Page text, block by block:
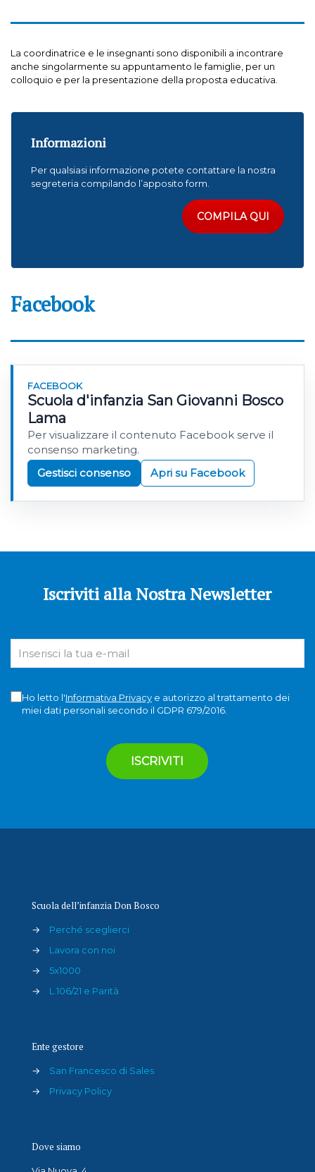
La coordinatrice e le insegnanti sono disponibili a incontrare
anche singolarmente su appuntamento le famiglie, per un
colloquio e per la presentazione della proposta educativa.
Informazioni
Per qualsiasi informazione potete contattare la nostra
segreteria compilando l’apposito form.
COMPILA QUI
Facebook
FACEBOOK
Scuola d'infanzia San Giovanni Bosco
Lama
Per visualizzare il contenuto Facebook serve il
consenso marketing.
Gestisci consenso
Apri su Facebook
Iscriviti alla Nostra Newsletter
Ho letto l'Informativa Privacye autorizzo al trattamento dei
miei dati personali secondo il GDPR 679/2016.
Scuola dell’infanzia Don Bosco
→
Perché sceglierci
→
Lavora con noi
→
5x1000
→
L.106/21 e Parità
Ente gestore
→
San Francesco di Sales
→
Privacy Policy
Dove siamo